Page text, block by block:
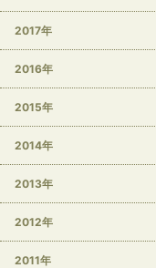
2017年
2016年
2015年
2014年
2013年
2012年
2011年